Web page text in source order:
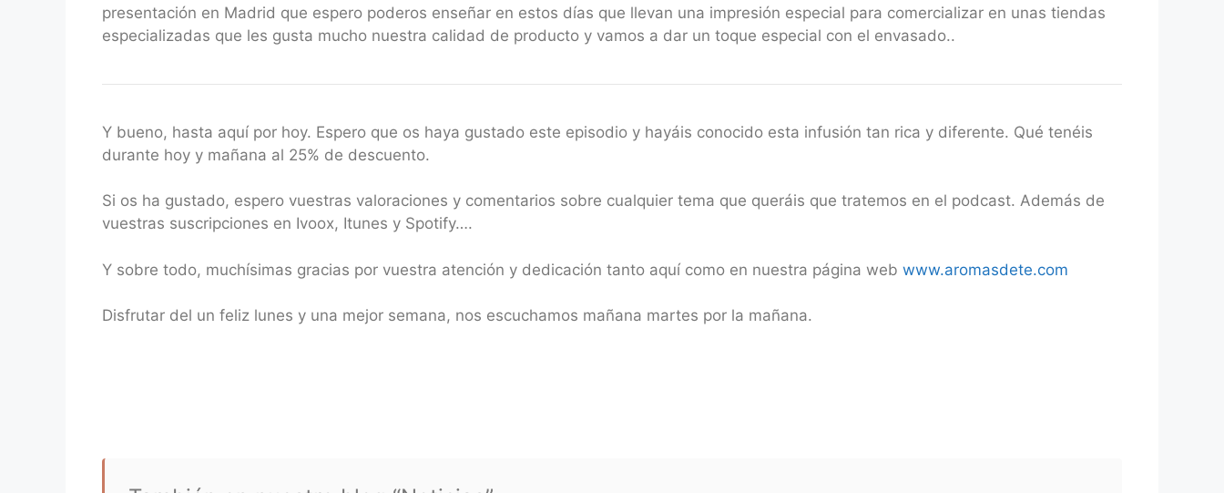
presentación en Madrid que espero poderos enseñar en estos días que llevan una impresión especial para comercializar en unas tiendas
especializadas que les gusta mucho nuestra calidad de producto y vamos a dar un toque especial con el envasado..
Y bueno, hasta aquí por hoy. Espero que os haya gustado este episodio y hayáis conocido esta infusión tan rica y diferente. Qué tenéis
durante hoy y mañana al 25% de descuento.
Si os ha gustado, espero vuestras valoraciones y comentarios sobre cualquier tema que queráis que tratemos en el podcast. Además de
vuestras suscripciones en Ivoox, Itunes y Spotify….
Y sobre todo, muchísimas gracias por vuestra atención y dedicación tanto aquí como en nuestra página web www.aromasdete.com
Disfrutar del un feliz lunes y una mejor semana, nos escuchamos mañana martes por la mañana.